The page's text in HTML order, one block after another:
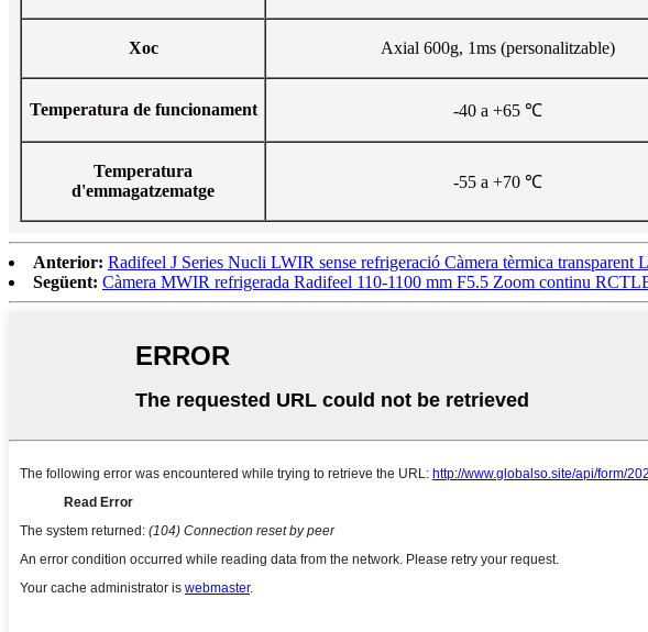
Xoc Axial 600g, 1ms (personalitzable)
Temperatura de funcionament -40 a +65 ℃
Temperatura
d'emmagatzematge
-55 a +70 ℃
Anterior: Radifeel J Series Nucli LWIR sense refrigeració Càmera tèrmica
Següent: Càmera MWIR refrigerada Radifeel 110-1100 mm F5.5 Zoom continu